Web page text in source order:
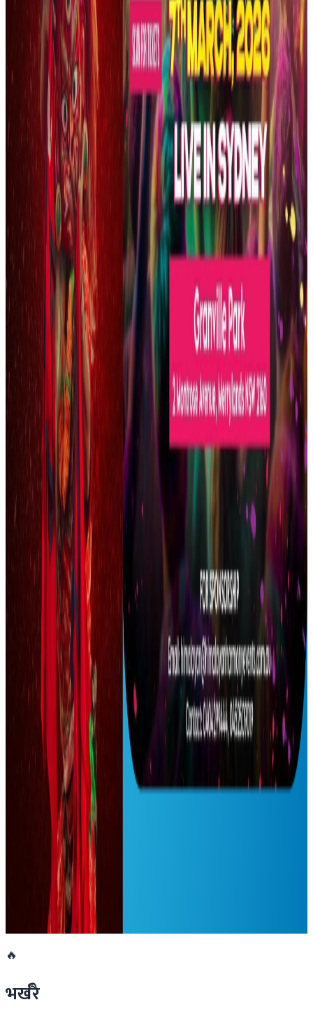
माहोल रोमाञ्चक बनेको थियो ।
यस वेवसाइटमा प्रकाशित समाचार, विचार र लेखबारे तपाईंको कुनै
प्रतिक्रिया, गुनासो, सुझाव र सल्लाह छन् भने कृपया हामीलाई निम्न ईमेलमा
पठाउनुहोला । तपाईंको सहयोगले हामीलाई निष्पक्ष र तटस्थ पत्रकारिता गर्न
टेवा पुग्नेछ । सम्पर्क इमेल :
info@nepaltube.com.au
प्रतिक्रिया दिनुहोस
टिप्पणीहरू लोड हुँदैछ…
सम्बन्धित समाचार
पोर्चुगलमा पहिलोपटक गुञ्जियो १९७४ एडी
२०२६ अगस्ट ६
नेपाली नयाँ वर्षको अवसरमा अष्ट्रेलियामा भब्य
सांस्कृतिक कार्यक्रम
२०२६ अप्रिल ९
आज तराई, मधेसका जिल्लामा होली उत्सव
२०२६ मार्च ३
थकाली समुदायले फागुपूर्णीमामा मनाए परम्परागत
तोरनल्ह पर्व
२०२६ मार्च ३
अष्ट्रेलियामा होली उत्सव,रङसँगै नेपाली गीतसङ्गीतमा
झुमे युवायुवती
२०२६ मार्च ३
आज फागुपूर्णिमा,रङगसँग रमाएर पर्व मनाइदै
२०२६ मार्च ३
बसन्तपुरमा रंगीविरंगी ध्वजापताकासहितको चीर
ठड्याइयो
२०२६ फेब्रुअरी २५
मार्च ७ मा अष्ट्रेलियाको सिड्नीमा Live होली महोत्सब
२०२६ फेब्रुअरी २३
🔥
भर्खरै